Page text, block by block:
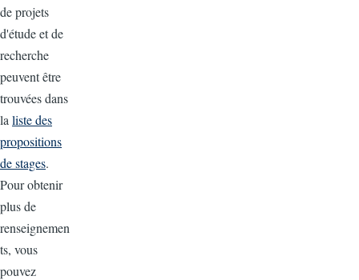
de projets
d'étude et de
recherche
peuvent être
trouvées dans
la liste des
propositions
de stages.
Pour obtenir
plus de
renseignemen
ts, vous
pouvez